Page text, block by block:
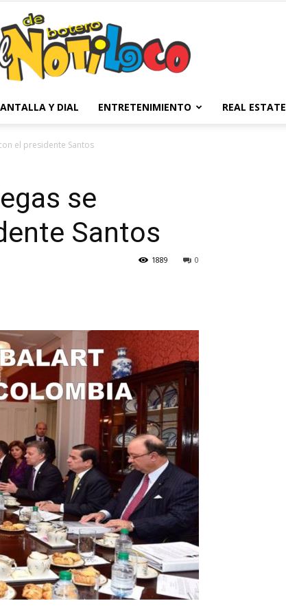
Botero
Y DIAL ENTRETENIMIENTO REAL ESTATE
el presidente Santos
se
Santos
0
1889